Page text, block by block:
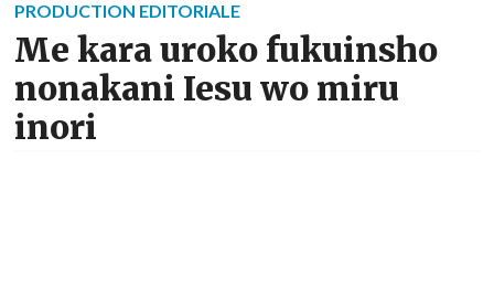
PRODUCTION EDITORIALE
Me kara uroko fukuinsho
nonakani Iesu wo miru
inori